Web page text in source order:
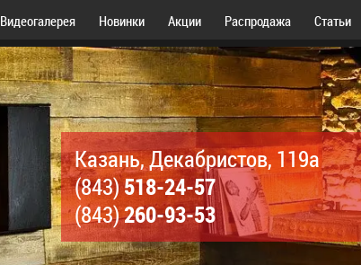
Видеогалерея Новинки Акции Распродажа Статьи
Казань, Декабристов, 119а
(843)518-24-57
(843)260-93-53